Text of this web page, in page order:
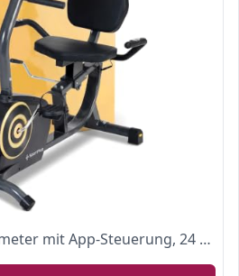
SportPlus Liegeergometer mit App-Steuerung, 24 computergesteuerte Widerstandsstufen, Handpulssensoren, Nutzergewicht bis 110kg, Liegeheimtrainer für zu Hause, Sitzergometer, Sicherheit geprüft